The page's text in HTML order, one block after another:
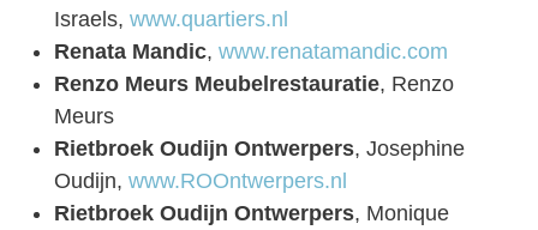
Israels, www.quartiers.nl
Renata Mandic, www.renatamandic.com
Renzo Meurs Meubelrestauratie, Renzo
Meurs
Rietbroek Oudijn Ontwerpers, Josephine
Oudijn, www.ROOntwerpers.nl
Rietbroek Oudijn Ontwerpers, Monique